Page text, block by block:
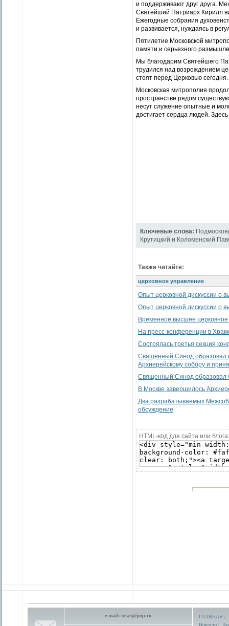
и поддерживают друг друга.
Святейший Патриарх Кирилл
Ежегодные собрания
и развивается, нуждаясь в
Пятилетие Московской
памяти и серьезного
Мы благодарим Святейшего
трудился над возрождением
стоят перед Церковью сегодня.
Московская митрополия
пространстве рядом
несут служение опытные и
достигает сердца людей.
Ключевые слова:
Крутицкий и Коломенский
Также читайте:
церковное управление
Опыт церковной дискуссии о
Опыт церковной дискуссии о
Временное высшее
На пресс-конференции в
Состоялась третья секция
Священный Синод образовал
Архиерейскому собору и
Священный Синод образовал
В Москве завершилось
Два разрабатываемых
обсуждение
HTML-код для сайта или блога:
e-mail: news@jmp.ru ГЛАВНАЯ |
Новости |